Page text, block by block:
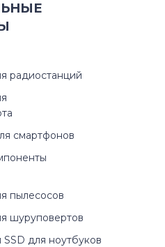
радиостанций
смартфонов
пылесосов
шуруповертов
для ноутбуков